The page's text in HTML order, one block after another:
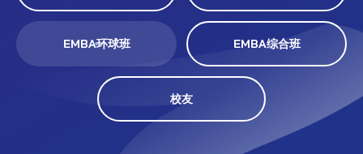
EMBA环球班 EMBA综合班
校友